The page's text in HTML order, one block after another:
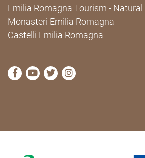
Emilia Romagna Tourism - Natural
Monasteri Emilia Romagna
Castelli Emilia Romagna
visit Cammini Emilia-Romagna
visit Cammini Emilia-
visit Cammini Emilia-
visit Cammini